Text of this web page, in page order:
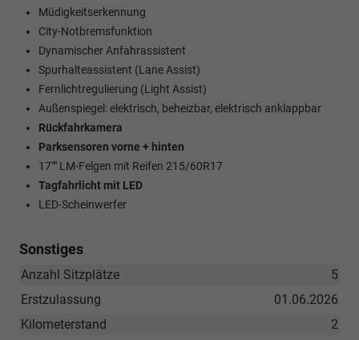
Müdigkeitserkennung
City-Notbremsfunktion
Dynamischer Anfahrassistent
Spurhalteassistent (Lane Assist)
Fernlichtregulierung (Light Assist)
Außenspiegel: elektrisch, beheizbar, elektrisch anklappbar
Rückfahrkamera
Parksensoren vorne + hinten
17"" LM-Felgen mit Reifen 215/60R17
Tagfahrlicht mit LED
LED-Scheinwerfer
Sonstiges
5
Anzahl Sitzplätze
01.06.2026
Erstzulassung
2
Kilometerstand